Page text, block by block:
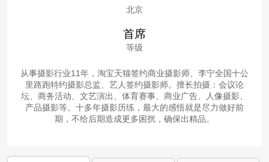
北京
首席
等级
从事摄影行业11年，淘宝天猫签约商业摄影师、李宁全国十公
里路跑特约摄影总监、艺人签约摄影师。擅长拍摄：会议论
坛、商务活动、文艺演出、体育赛事、商业广告、人像摄影、
产品摄影等。十多年摄影历练，最大的感悟就是尽力做好前
期，不给后期造成更多困扰，确保出精品。